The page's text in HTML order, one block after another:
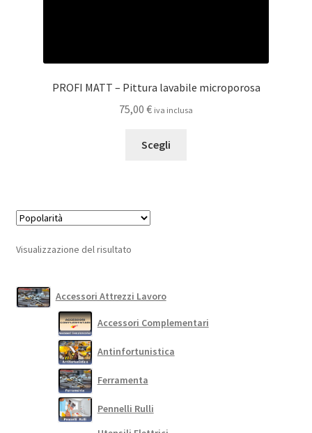
PROFI MATT – Pittura lavabile microporosa
75,00 € iva inclusa
Scegli
pagina
Visualizzazione del risultato
Accessori Attrezzi Lavoro
Accessori Complementari
Antinfortunistica
Ferramenta
Pennelli Rulli